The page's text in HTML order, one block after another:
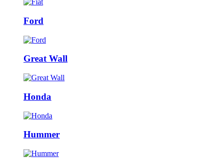
Ford
Great Wall
Honda
Hummer